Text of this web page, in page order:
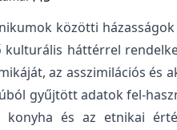
közötti
háttérrel
az asszimilációs és
gyűjtött adatok fel-
konyha és az etnikai